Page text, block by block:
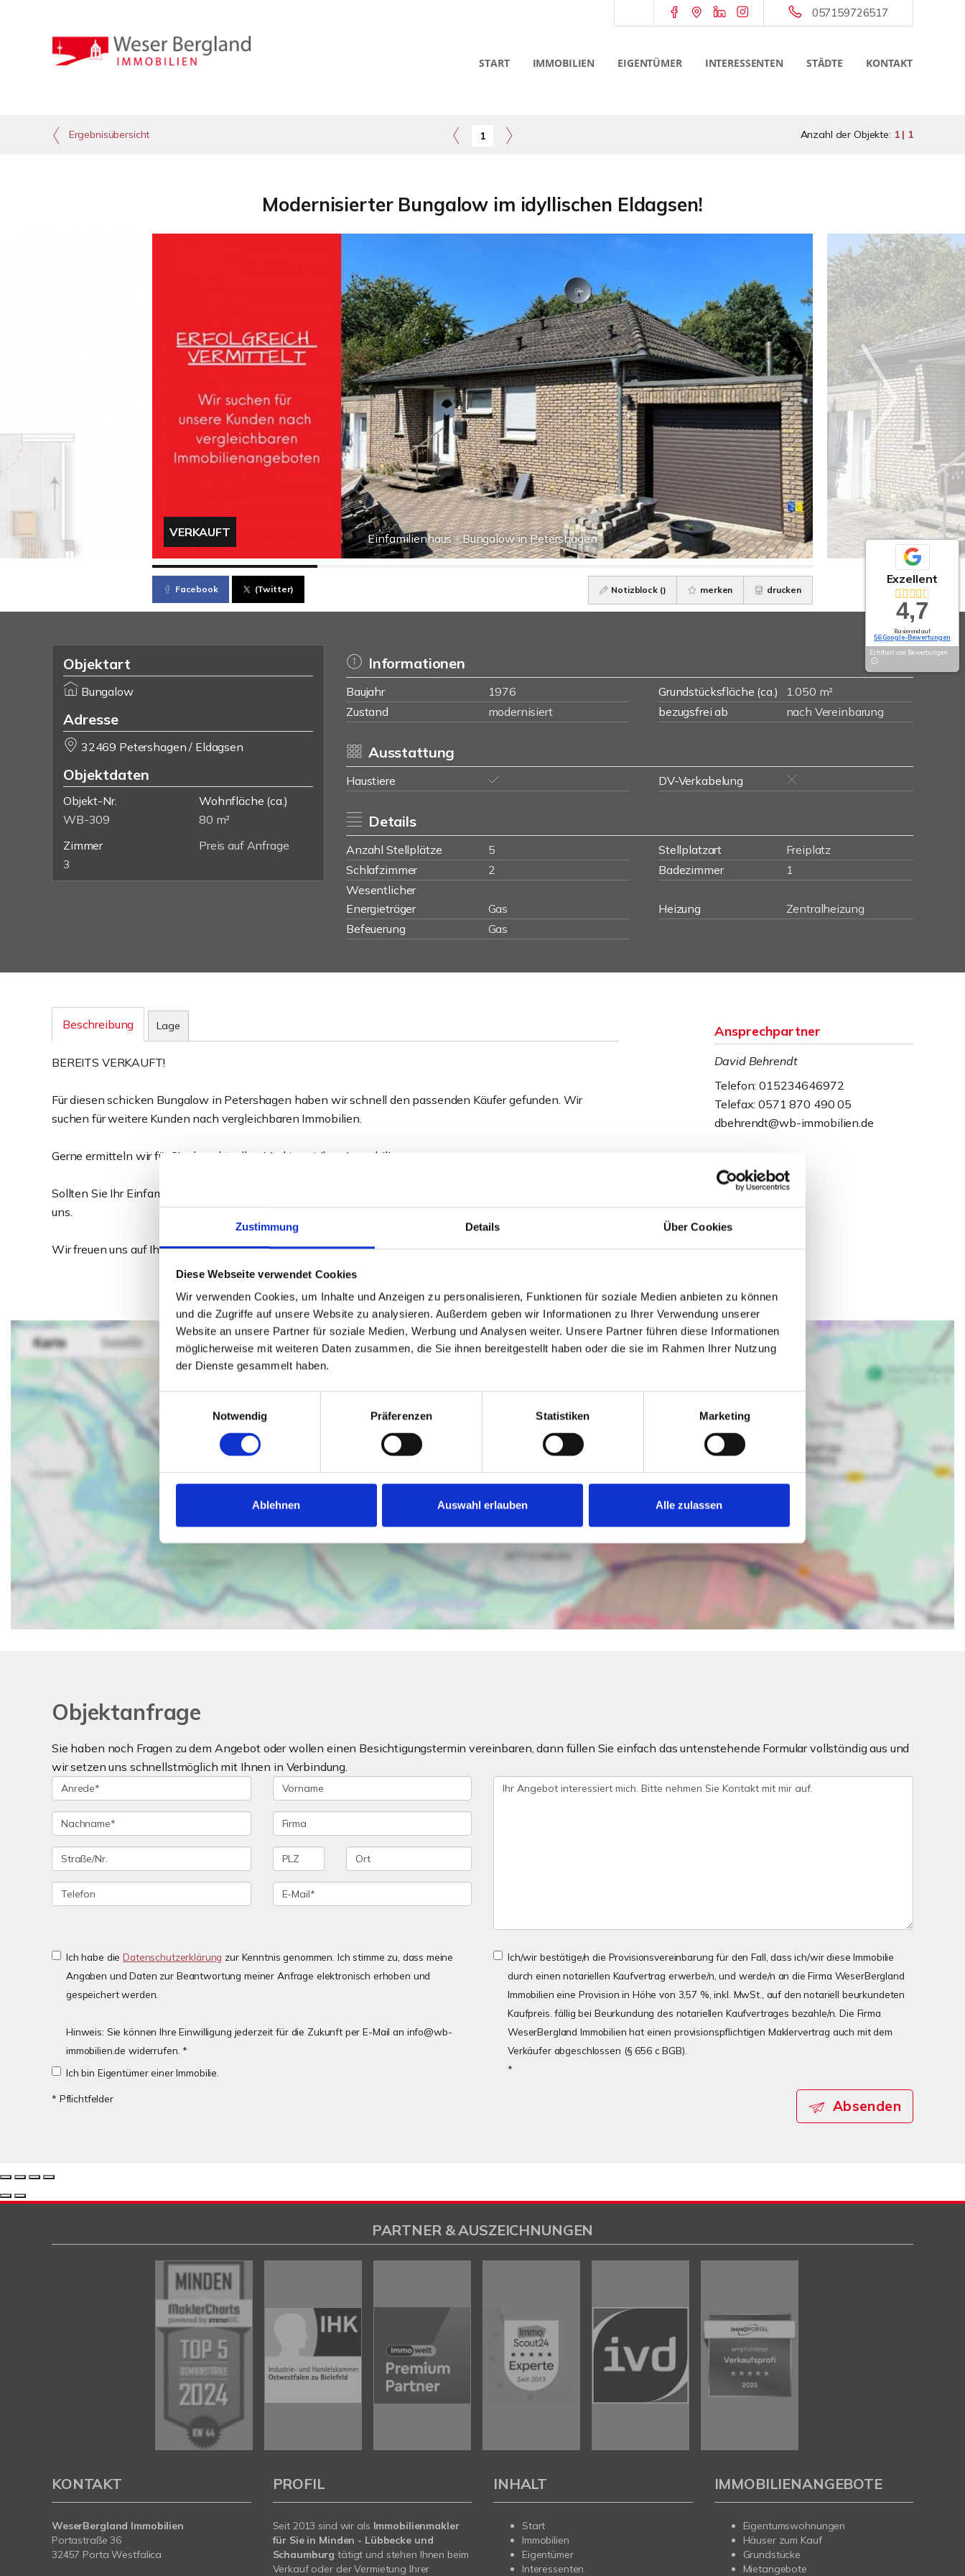
Zustimmung Details Über Cookies
Diese Webseite verwendet Cookies
Wir verwenden Cookies, um Inhalte und Anzeigen zu personalisieren, Funktionen für soziale Medien anbieten zu können
und die Zugriffe auf unsere Website zu analysieren. Außerdem geben wir Informationen zu Ihrer Verwendung unserer
Website an unsere Partner für soziale Medien, Werbung und Analysen weiter. Unsere Partner führen diese Informationen
möglicherweise mit weiteren Daten zusammen, die Sie ihnen bereitgestellt haben oder die sie im Rahmen Ihrer Nutzung
der Dienste gesammelt haben.
Notwendig
Präferenzen Statistiken Marketing
Ablehnen Auswahl erlauben Alle zulassen
057159726517
START IMMOBILIEN EIGENTÜMER INTERESSENTEN STÄDTE KONTAKT
Ergebnisübersicht 1 Anzahl der Objekte: 1 | 1
Modernisierter Bungalow im idyllischen Eldagsen!
Einfamilienhaus - Bungalow in Petershagen
VERKAUFT
Facebook (Twitter) Notizblock () merken drucken
Objektart
Bungalow
Adresse
32469 Petershagen / Eldagsen
Objektdaten
Objekt-Nr.
WB-309
Wohnfläche (ca.)
80 m²
Zimmer
3
Preis auf Anfrage
Informationen
Baujahr 1976 Grundstücksfläche (ca.)
1.050 m²
Zustand
modernisiert bezugsfrei ab nach Vereinbarung
Ausstattung
Haustiere DV-Verkabelung
Details
Anzahl Stellplätze 5 Stellplatzart
Freiplatz
Schlafzimmer
2 Badezimmer
1
Wesentlicher
Energieträger
Gas Heizung
Zentralheizung
Befeuerung
Gas
Beschreibung Lage
BEREITS VERKAUFT!
Für diesen schicken Bungalow in Petershagen haben wir schnell den passenden Käufer gefunden. Wir
suchen für weitere Kunden nach vergleichbaren Immobilien.
Gerne ermitteln wir für Sie den aktuellen Marktwert Ihrer Immobilie.
Sollten Sie Ihr Einfamilienhaus, Zweifamilienhaus oder Baugrundstück verkaufen wollen, melden Sie sich bei
uns.
Wir freuen uns auf Ihre Kontaktaufnahme!
Ansprechpartner
David Behrendt
Telefon: 015234646972
Telefax: 0571 870 490 05
dbehrendt@wb-immobilien.de
Ich bin damit einverstanden, dass mir Karten von Google
angezeigt werden. Es gelten die Datenschutzbedingungen
Ich bin einverstanden
Objektanfrage
Sie haben noch Fragen zu dem Angebot oder wollen einen Besichtigungstermin vereinbaren, dann füllen Sie einfach das untenstehende Formular vollständig aus und
wir setzen uns schnellstmöglich mit Ihnen in Verbindung.
Ich habe dieDatenschutzerklärung zur Kenntnis genommen. Ich stimme zu, dass meine
Angaben und Daten zur Beantwortung meiner Anfrage elektronisch erhoben und
gespeichert werden.
Hinweis: Sie können Ihre Einwilligung jederzeit für die Zukunft per E-Mail an info@wb-
immobilien.de widerrufen. *
Ich bin Eigentümer einer Immobilie.
Ich/wir bestätige/n die Provisionsvereinbarung für den Fall, dass ich/wir diese Immobilie
durch einen notariellen Kaufvertrag erwerbe/n, und werde/n an die Firma WeserBergland
Immobilien eine Provision in Höhe von 3,57 %, inkl. MwSt., auf den notariell beurkundeten
Kaufpreis. fällig bei Beurkundung des notariellen Kaufvertrages bezahle/n. Die Firma
WeserBergland Immobilien hat einen provisionspflichtigen Maklervertrag auch mit dem
Verkäufer abgeschlossen (§ 656 c BGB).
*
* Pflichtfelder Absenden
Exzellent
4,7
Basierend auf
56 Google-Bewertungen
Echtheit von Bewertungen
PARTNER & AUSZEICHNUNGEN
KONTAKT
WeserBergland Immobilien
Portastraße 36
32457 Porta Westfalica
PROFIL
Seit 2013 sind wir als Immobilienmakler
für Sie in Minden - Lübbecke und
Schaumburgtätigt und stehen Ihnen beim
Verkauf oder der Vermietung Ihrer
INHALT
Start
Immobilien
Eigentümer
Interessenten
IMMOBILIENANGEBOTE
Eigentumswohnungen
Häuser zum Kauf
Grundstücke
Mietangebote